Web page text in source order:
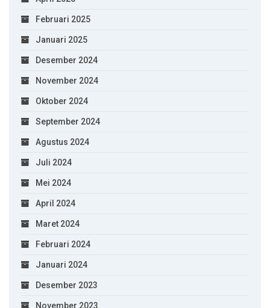
Februari 2025
Januari 2025
Desember 2024
November 2024
Oktober 2024
September 2024
Agustus 2024
Juli 2024
Mei 2024
April 2024
Maret 2024
Februari 2024
Januari 2024
Desember 2023
November 2023